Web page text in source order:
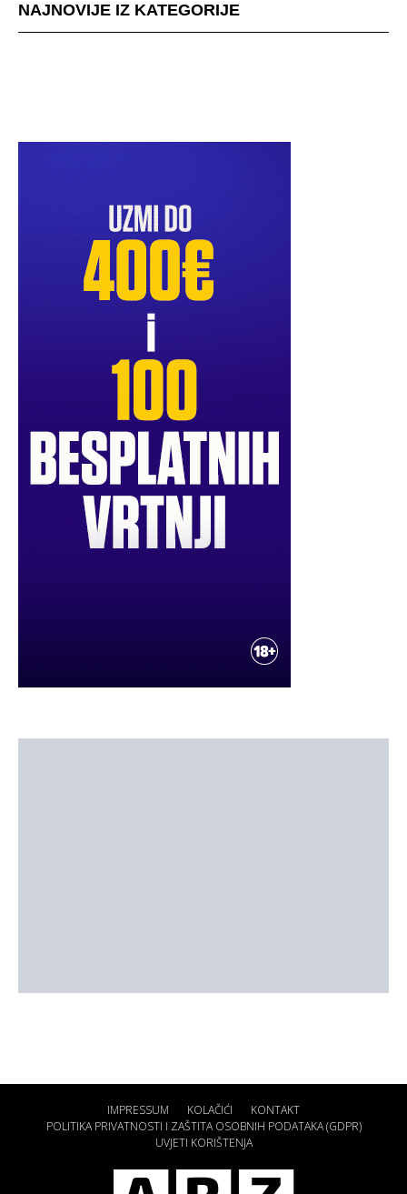
NAJNOVIJE IZ KATEGORIJE
IMPRESSUM KOLAČIĆI
KONTAKT
POLITIKA PRIVATNOSTI I ZAŠTITA OSOBNIH PODATAKA (GDPR)
UVJETI KORIŠTENJA